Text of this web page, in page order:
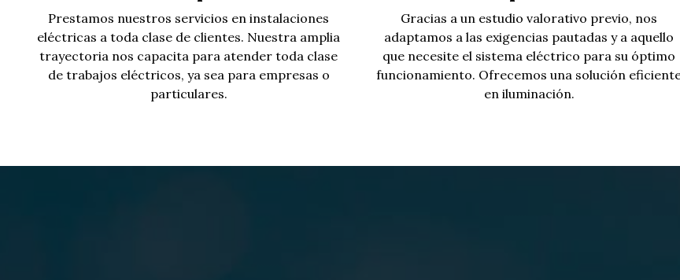
Prestamos nuestros servicios en instalaciones
eléctricas a toda clase de clientes. Nuestra amplia
trayectoria nos capacita para atender toda clase
de trabajos eléctricos, ya sea para empresas o
particulares.
Gracias a un estudio valorativo previo, nos
adaptamos a las exigencias pautadas y a aquello
que necesite el sistema eléctrico para su óptimo
funcionamiento. Ofrecemos una solución
en iluminación.